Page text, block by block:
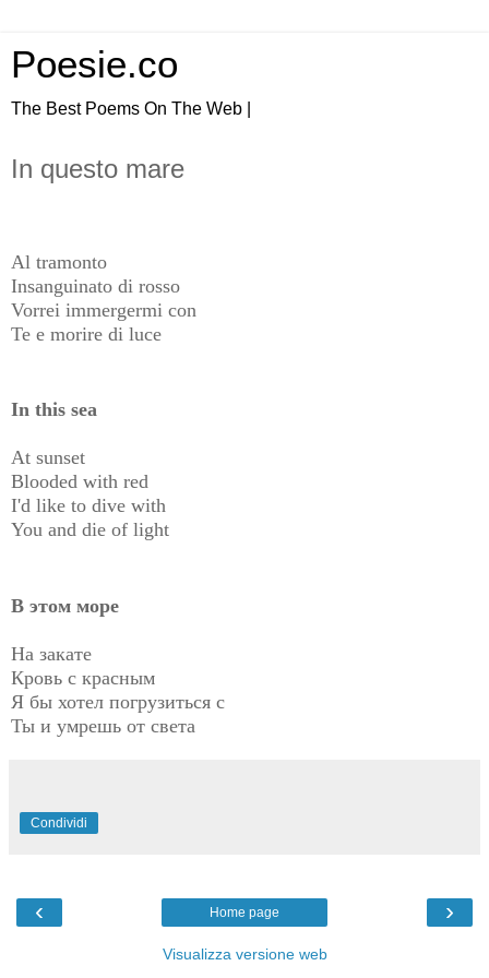
Poesie.co
The Best Poems On The Web |
In questo mare
Al tramonto
Insanguinato di rosso
Vorrei immergermi con
Te e morire di luce
In this sea
At sunset
Blooded with red
I'd like to dive with
You and die of light
В этом море
На закате
Кровь с красным
Я бы хотел погрузиться с
Ты и умрешь от света
Condividi
‹ ›
Home page
Visualizza versione web